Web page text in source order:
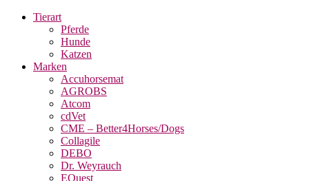
Tierart
Pferde
Hunde
Katzen
Marken
Accuhorsemat
AGROBS
Atcom
cdVet
CME – Better4Horses/Dogs
Collagile
DEBO
Dr. Weyrauch
EQuest